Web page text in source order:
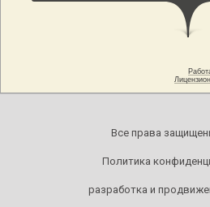
Все права
Политика
разработка и